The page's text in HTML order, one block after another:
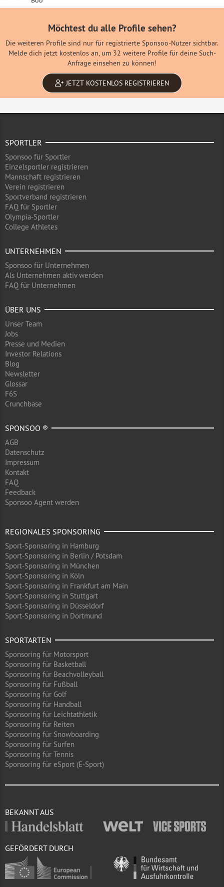
Möchtest du alle Profile sehen?
Die weiteren Profile sind nur für registrierte Sponsoo-Nutzer sichtbar.
Melde dich jetzt kostenlos an, um 32 weitere Profile für deine Such-
Anfrage einsehen zu können!
JETZT KOSTENLOS REGISTRIEREN
SPORTLER
Sponsoo für Sportler
Einzelsportler registrieren
Mannschaft registrieren
Verein registrieren
Sportverband registrieren
FAQ für Sportler
Olympia-Sportler
College Athletes
UNTERNEHMEN
Sponsoo für Unternehmen
Als Unternehmen aktiv werden
FAQ für Unternehmen
ÜBER UNS
Unser Team
Jobs
Presse und Medien
Investor Relations
Blog
Newsletter
Glossar
F6S
Crunchbase
SPONSOO ®
AGB
Datenschutz
Impressum
Kontakt
FAQ
Feedback
Sponsoo Agent werden
REGIONALES SPONSORING
Sport-Sponsoring in Hamburg
Sport-Sponsoring in Berlin / Potsdam
Sport-Sponsoring in München
Sport-Sponsoring in Köln
Sport-Sponsoring in Frankfurt am Main
Sport-Sponsoring in Stuttgart
Sport-Sponsoring in Düsseldorf
Sport-Sponsoring in Dortmund
SPORTARTEN
Sponsoring für Motorsport
Sponsoring für Basketball
Sponsoring für Beachvolleyball
Sponsoring für Fußball
Sponsoring für Golf
Sponsoring für Handball
Sponsoring für Leichtathletik
Sponsoring für Reiten
Sponsoring für Snowboarding
Sponsoring für Surfen
Sponsoring für Tennis
Sponsoring für eSport (E-Sport)
BEKANNT AUS
GEFÖRDERT DURCH